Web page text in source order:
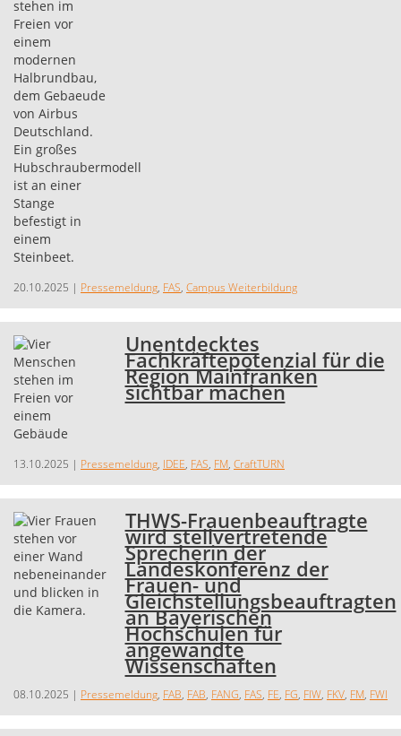
20.10.2025 | Pressemeldung, FAS, Campus Weiterbildung
Unentdecktes
Fachkräftepotenzial für die
Region Mainfranken
sichtbar machen
13.10.2025 | Pressemeldung, IDEE, FAS, FM, CraftTURN
THWS-Frauenbeauftragte
wird stellvertretende
Sprecherin der
Landeskonferenz der
Frauen- und
Gleichstellungsbeauftragten
an Bayerischen
Hochschulen für
angewandte
Wissenschaften
08.10.2025 | Pressemeldung, FAB, FAB, FANG, FAS, FE, FG, FIW, FKV, FM, FWI